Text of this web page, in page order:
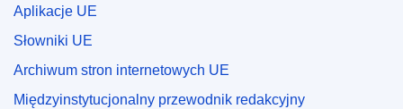
Aplikacje UE
Słowniki UE
Archiwum stron internetowych UE
Międzyinstytucjonalny przewodnik redakcyjny